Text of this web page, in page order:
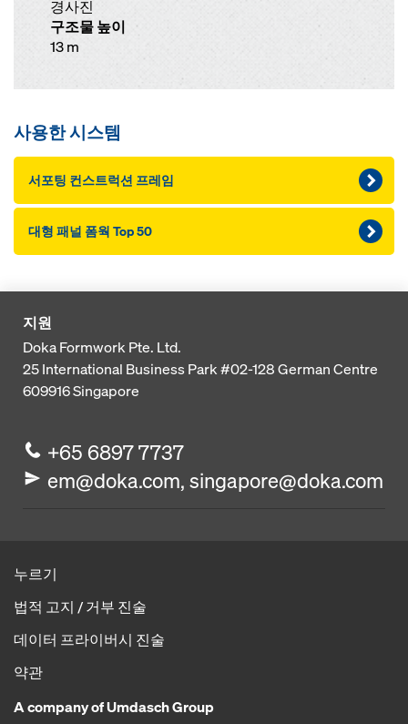
경사진
구조물 높이
13 m
사용한 시스템
서포팅 컨스트럭션 프레임
대형 패널 폼웍 Top 50
지원
Doka Formwork Pte. Ltd.
25 International Business Park#02-128 German Centre
609916Singapore
+65 6897 7737
em@doka.com, singapore@doka.com
누르기
법적 고지 / 거부 진술
데이터 프라이버시 진술
약관
A company of Umdasch Group